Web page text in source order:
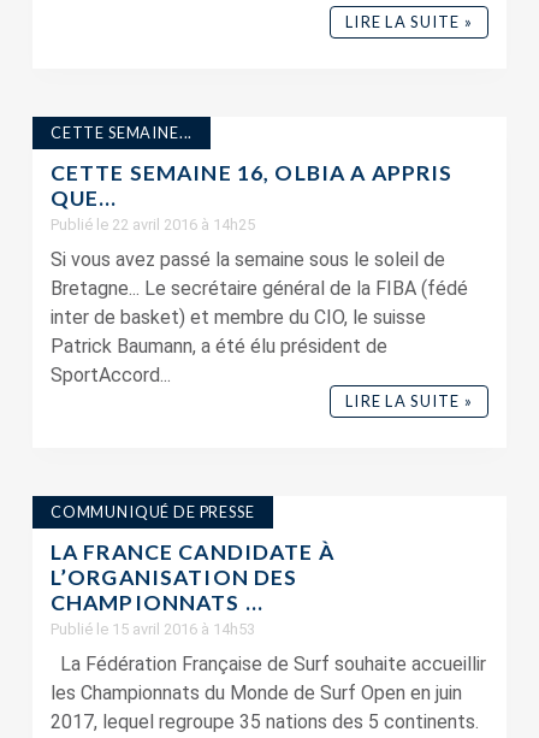
LIRE LA SUITE »
CETTE SEMAINE...
CETTE SEMAINE 16, OLBIA A APPRIS
QUE…
Publié le 22 avril 2016 à 14h25
Si vous avez passé la semaine sous le soleil de
Bretagne... Le secrétaire général de la FIBA (fédé
inter de basket) et membre du CIO, le suisse
Patrick Baumann, a été élu président de
SportAccord...
LIRE LA SUITE »
COMMUNIQUÉ DE PRESSE
LA FRANCE CANDIDATE À
L’ORGANISATION DES
CHAMPIONNATS ...
Publié le 15 avril 2016 à 14h53
La Fédération Française de Surf souhaite accueillir
les Championnats du Monde de Surf Open en juin
2017, lequel regroupe 35 nations des 5 continents.